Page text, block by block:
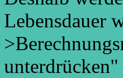
Lebensdauer